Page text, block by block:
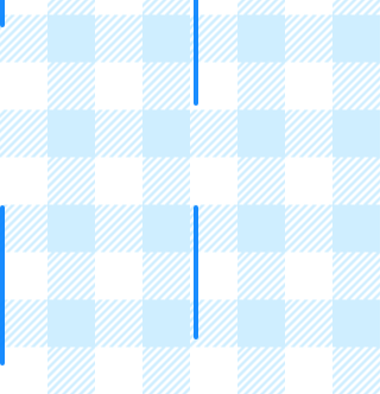
Flakes
和紙膠帶MT
Masking
字母貼紙
Alphabet
Stickers